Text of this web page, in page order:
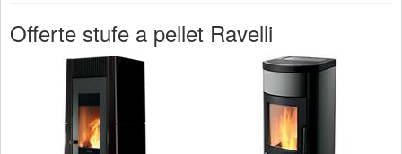
Offerte stufe a pellet Ravelli